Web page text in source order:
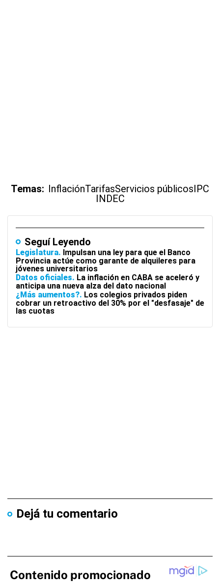
Temas: InflaciónTarifasServicios públicosIPC
INDEC
Seguí Leyendo
Legislatura Impulsan una ley para que el Banco
Provincia actúe como garante de alquileres para
jóvenes universitarios
Datos oficiales La inflación en CABA se aceleró y
anticipa una nueva alza del dato nacional
¿Más aumentos? Los colegios privados piden
cobrar un retroactivo del 30% por el "desfasaje" de
las cuotas
Dejá tu comentario